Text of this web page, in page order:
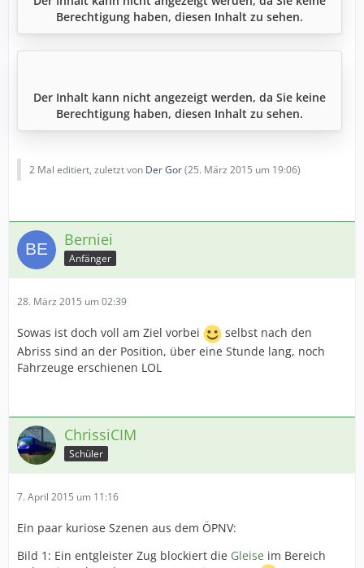
Berechtigung haben, diesen Inhalt zu sehen.
Der Inhalt kann nicht angezeigt werden, da Sie keine
Berechtigung haben, diesen Inhalt zu sehen.
2 Mal editiert, zuletzt von Der Gor(25. März 2015 um 19:06)
Berniei
Anfänger
28. März 2015 um 02:39
Sowas ist doch voll am Ziel vorbei
selbst nach den
Abriss sind an der Position, über eine Stunde lang, noch
Fahrzeuge erschienen LOL
ChrissiCIM
Schüler
7. April 2015 um 11:16
Ein paar kuriose Szenen aus dem ÖPNV:
Bild 1: Ein entgleister Zug blockiert die Gleise im Bereich